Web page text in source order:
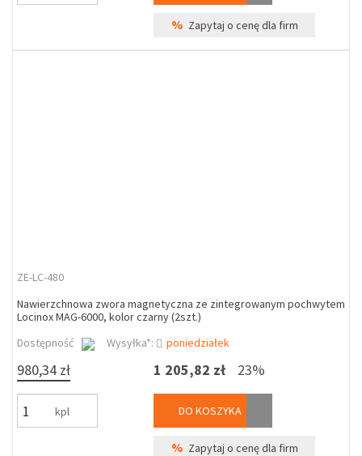
% Zapytaj o cenę dla firm
ZE-LC-480
Nawierzchnowa zwora magnetyczna ze zintegrowanym pochwytem
Locinox MAG-6000, kolor czarny (2szt.)
Dostępność
Wysyłka*: poniedziałek
980,34 zł
kpl
1 205,82 zł 23%
DO KOSZYKA
% Zapytaj o cenę dla firm